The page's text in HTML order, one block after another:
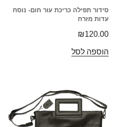
סידור תפילה כריכת עור חום- נוסח
עדות מזרח
₪120.00
הוספה לסל